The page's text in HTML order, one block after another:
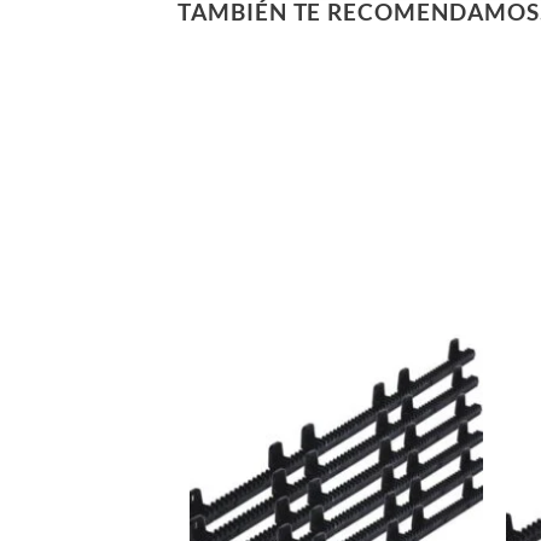
TAMBIÉN TE